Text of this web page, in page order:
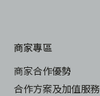
商家專區
商家合作優勢
合作方案及加值服務